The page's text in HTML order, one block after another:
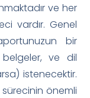
ve her
vardır. Genel
bir
ve dil
istenecektir.
önemli